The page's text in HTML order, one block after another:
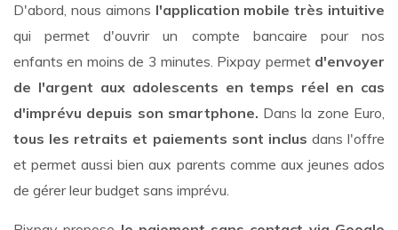
D'abord, nous aimons l'application mobile très intuitive
qui permet d'ouvrir un compte bancaire pour nos
enfants en moins de 3 minutes. Pixpay permet d'envoyer
de l'argent aux adolescents en temps réel en cas
d'imprévu depuis son smartphone. Dans la zone Euro,
tous les retraits et paiements sont inclus dans l'offre
et permet aussi bien aux parents comme aux jeunes ados
de gérer leur budget sans imprévu.